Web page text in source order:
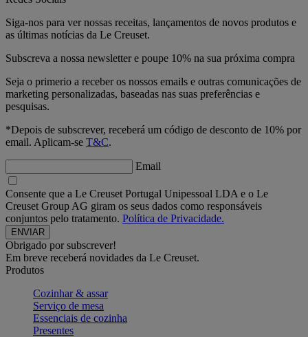
Siga-nos para ver nossas receitas, lançamentos de novos produtos e
as últimas notícias da Le Creuset.
Subscreva a nossa newsletter e poupe 10% na sua próxima compra
Seja o primerio a receber os nossos emails e outras comunicações de
marketing personalizadas, baseadas nas suas preferências e
pesquisas.
*Depois de subscrever, receberá um código de desconto de 10% por
email. Aplicam-se T&C.
Email
Consente que a Le Creuset Portugal Unipessoal LDA e o Le
Creuset Group AG giram os seus dados como responsáveis
conjuntos pelo tratamento. Política de Privacidade.
Obrigado por subscrever!
Em breve receberá novidades da Le Creuset.
Produtos
Cozinhar & assar
Serviço de mesa
Essenciais de cozinha
Presentes